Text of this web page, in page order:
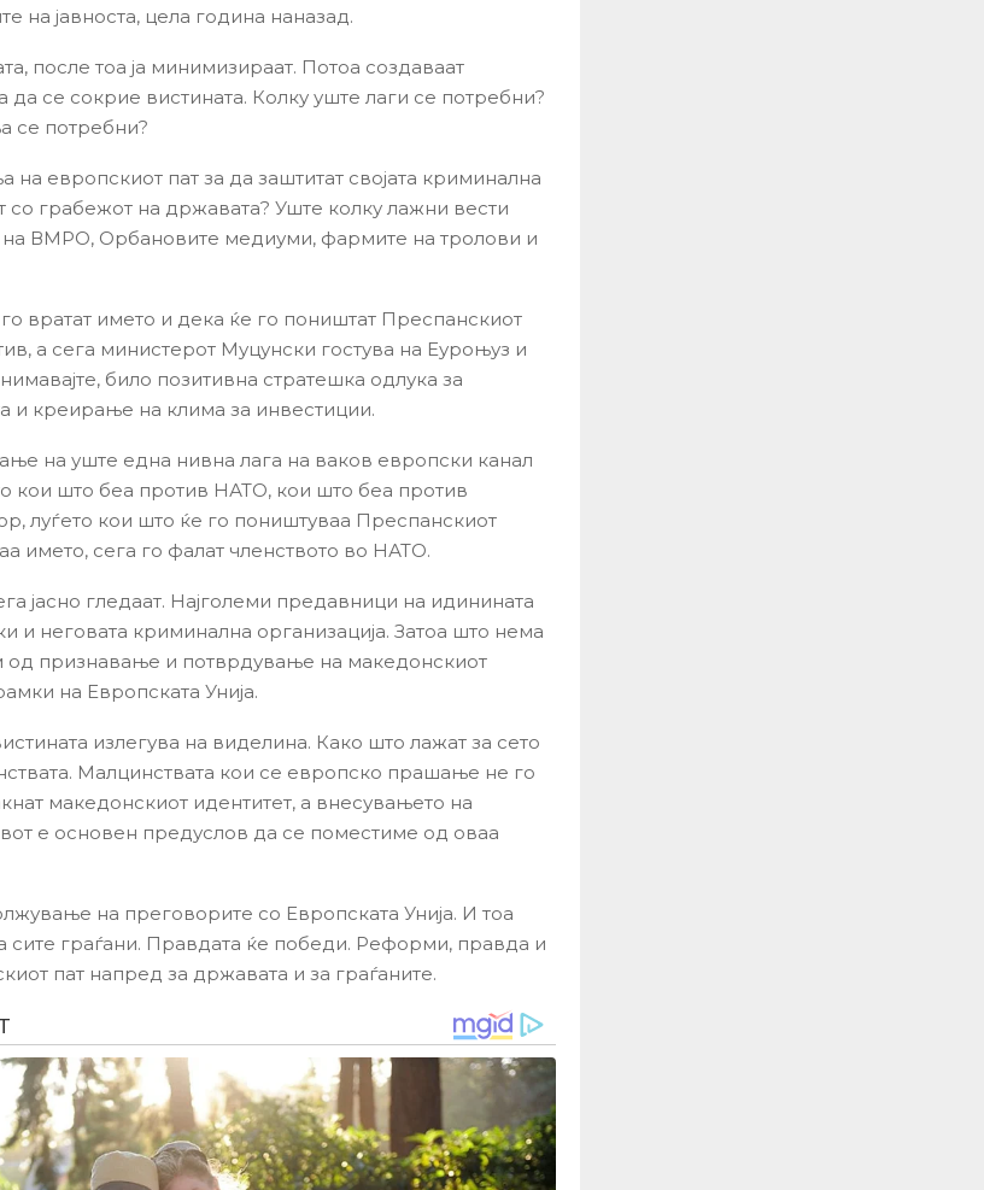
на јавноста, цела година наназад.
после тоа ја минимизираат. Потоа создаваат
да се сокрие вистината. Колку уште лаги се потребни?
се потребни?
на европскиот пат за да заштитат својата криминална
со грабежот на државата? Уште колку лажни вести
на ВМРО, Орбановите медиуми, фармите на тролови и
вратат името и дека ќе го поништат Преспанскиот
а сега министерот Муцунски гостува на Еуроњуз и
било позитивна стратешка одлука за
и креирање на клима за инвестиции.
на уште една нивна лага на ваков европски канал
кои што беа против НАТО, кои што беа против
луѓето кои што ќе го поништуваа Преспанскиот
името, сега го фалат членството во НАТО.
јасно гледаат. Најголеми предавници на идинината
и неговата криминална организација. Затоа што нема
од признавање и потврдување на македонскиот
на Европската Унија.
излегува на виделина. Како што лажат за сето
Малцинствата кои се европско прашање не го
македонскиот идентитет, а внесувањето на
е основен предуслов да се поместиме од оваа
на преговорите со Европската Унија. И тоа
сите граѓани. Правдата ќе победи. Реформи, правда и
пат напред за државата и за граѓаните.